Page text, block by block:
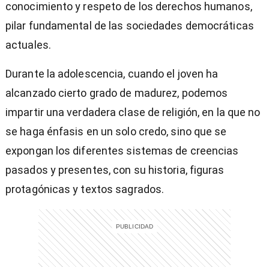
conocimiento y respeto de los derechos humanos,
pilar fundamental de las sociedades democráticas
actuales.
Durante la adolescencia, cuando el joven ha
alcanzado cierto grado de madurez, podemos
impartir una verdadera clase de religión, en la que no
se haga énfasis en un solo credo, sino que se
expongan los diferentes sistemas de creencias
pasados y presentes, con su historia, figuras
protagónicas y textos sagrados.